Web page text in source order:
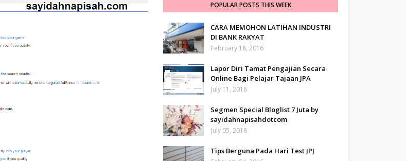
POPULAR POSTS THIS WEEK
CARA MEMOHON LATIHAN INDUSTRI
DI BANK RAKYAT
February 18, 2016
Lapor Diri Tamat Pengajian Secara
Online Bagi Pelajar Tajaan JPA
July 11, 2016
Segmen Special Bloglist 7 Juta by
sayidahnapisahdotcom
July 05, 2018
Tips Berguna Pada Hari Test JPJ